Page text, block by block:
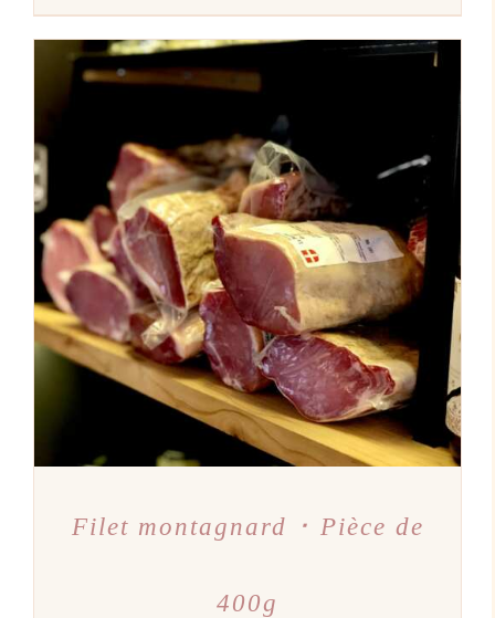
AJOUTER AU PANIER
DÉTAILS
Filet montagnard ･ Pièce de
400g